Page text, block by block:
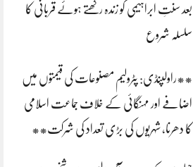
بعد سنتِ ابراہیمی کو زندہ رکھتے ہوئے قربانی کا
سلسلہ شروع
**راولپنڈی: پٹرولیم مصنوعات کی قیمتوں میں
اضافے اور مہنگائی کے خلاف جماعت اسلامی
کا دھرنا، شہریوں کی بڑی تعداد کی شرکت**